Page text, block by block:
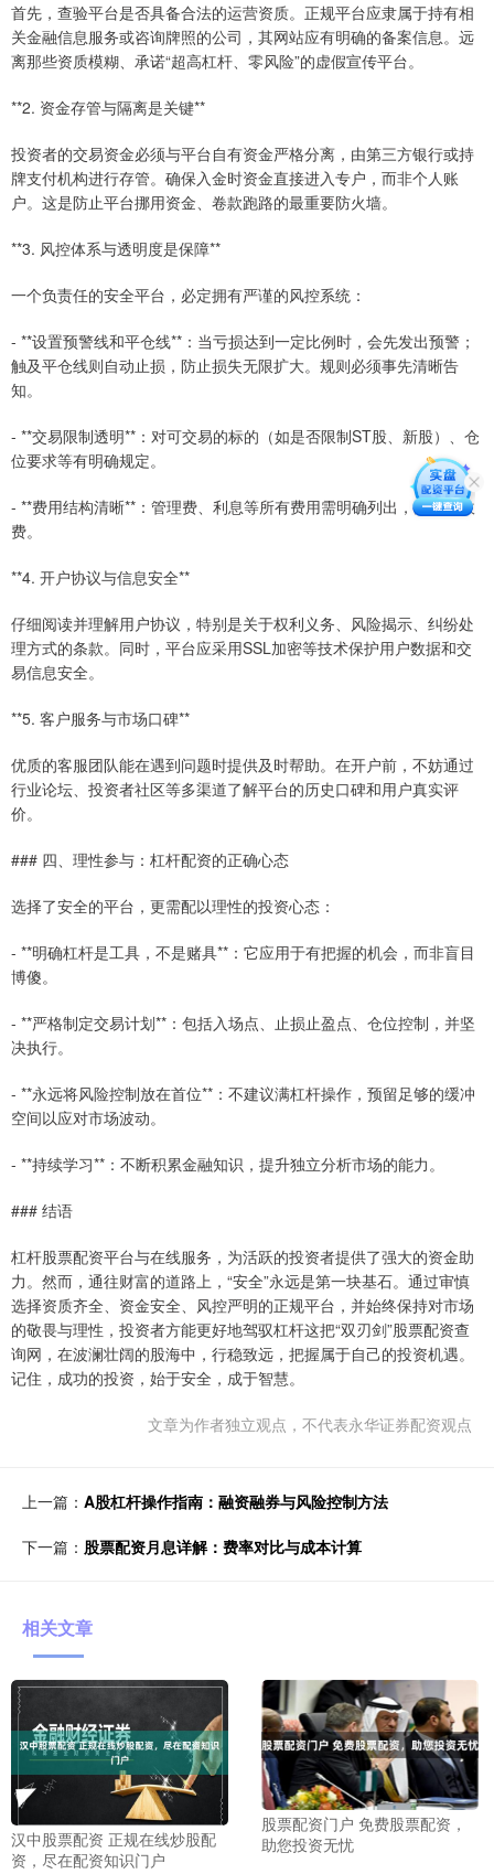
首先，查验平台是否具备合法的运营资质。正规平台应隶属于持有相
关金融信息服务或咨询牌照的公司，其网站应有明确的备案信息。远
离那些资质模糊、承诺“超高杠杆、零风险”的虚假宣传平台。
**2. 资金存管与隔离是关键**
投资者的交易资金必须与平台自有资金严格分离，由第三方银行或持
牌支付机构进行存管。确保入金时资金直接进入专户，而非个人账
户。这是防止平台挪用资金、卷款跑路的最重要防火墙。
**3. 风控体系与透明度是保障**
一个负责任的安全平台，必定拥有严谨的风控系统：
- **设置预警线和平仓线**：当亏损达到一定比例时，会先发出预警；
触及平仓线则自动止损，防止损失无限扩大。规则必须事先清晰告
知。
- **交易限制透明**：对可交易的标的（如是否限制ST股、新股）、仓
位要求等有明确规定。
- **费用结构清晰**：管理费、利息等所有费用需明确列出，无隐藏收
费。
**4. 开户协议与信息安全**
仔细阅读并理解用户协议，特别是关于权利义务、风险揭示、纠纷处
理方式的条款。同时，平台应采用SSL加密等技术保护用户数据和交
易信息安全。
**5. 客户服务与市场口碑**
优质的客服团队能在遇到问题时提供及时帮助。在开户前，不妨通过
行业论坛、投资者社区等多渠道了解平台的历史口碑和用户真实评
价。
### 四、理性参与：杠杆配资的正确心态
选择了安全的平台，更需配以理性的投资心态：
- **明确杠杆是工具，不是赌具**：它应用于有把握的机会，而非盲目
博傻。
- **严格制定交易计划**：包括入场点、止损止盈点、仓位控制，并坚
决执行。
- **永远将风险控制放在首位**：不建议满杠杆操作，预留足够的缓冲
空间以应对市场波动。
- **持续学习**：不断积累金融知识，提升独立分析市场的能力。
### 结语
杠杆股票配资平台与在线服务，为活跃的投资者提供了强大的资金助
力。然而，通往财富的道路上，“安全”永远是第一块基石。通过审慎
选择资质齐全、资金安全、风控严明的正规平台，并始终保持对市场
的敬畏与理性，投资者方能更好地驾驭杠杆这把“双刃剑”股票配资查
询网，在波澜壮阔的股海中，行稳致远，把握属于自己的投资机遇。
记住，成功的投资，始于安全，成于智慧。
文章为作者独立观点，不代表永华证券配资观点
上一篇： A股杠杆操作指南：融资融券与风险控制方法
下一篇： 股票配资月息详解：费率对比与成本计算
相关文章
汉中股票配资 正规在线炒股配
资，尽在配资知识门户
股票配资门户 免费股票配资，
助您投资无忧